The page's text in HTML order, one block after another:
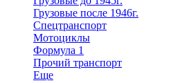
Грузовые после 1946г.
Спецтранспорт
Мотоциклы
Формула 1
Прочий транспорт
Еще